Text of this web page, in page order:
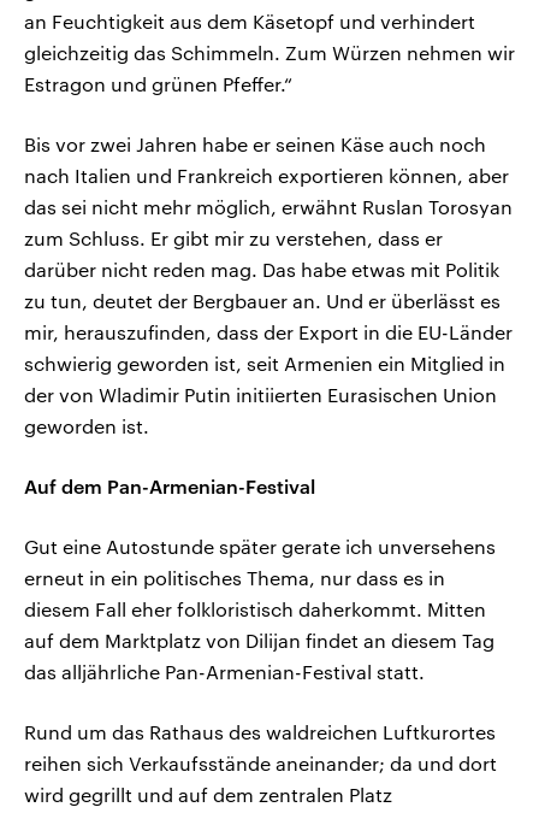
an Feuchtigkeit aus dem Käsetopf und verhindert
gleichzeitig das Schimmeln. Zum Würzen nehmen wir
Estragon und grünen Pfeffer.“
Bis vor zwei Jahren habe er seinen Käse auch noch
nach Italien und Frankreich exportieren können, aber
das sei nicht mehr möglich, erwähnt Ruslan Torosyan
zum Schluss. Er gibt mir zu verstehen, dass er
darüber nicht reden mag. Das habe etwas mit Politik
zu tun, deutet der Bergbauer an. Und er überlässt es
mir, herauszufinden, dass der Export in die EU-Länder
schwierig geworden ist, seit Armenien ein Mitglied in
der von Wladimir Putin initiierten Eurasischen Union
geworden ist.
Auf dem Pan-Armenian-Festival
Gut eine Autostunde später gerate ich unversehens
erneut in ein politisches Thema, nur dass es in
diesem Fall eher folkloristisch daherkommt. Mitten
auf dem Marktplatz von Dilijan findet an diesem Tag
das alljährliche Pan-Armenian-Festival statt.
Rund um das Rathaus des waldreichen Luftkurortes
reihen sich Verkaufsstände aneinander; da und dort
wird gegrillt und auf dem zentralen Platz